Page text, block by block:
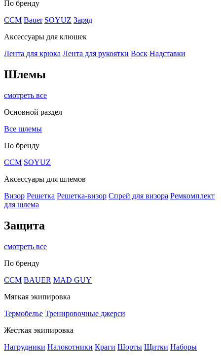
По бренду
CCM Bauer SOYUZ Заряд
Аксессуары для клюшек
Лента для крюка Лента для рукоятки Воск Надставки
Шлемы
смотреть все
Основной раздел
Все шлемы
По бренду
CCM SOYUZ
Аксессуары для шлемов
Визор Решетка Решетка-визор Спрей для визора Ремкомплект
для шлема
Защита
смотреть все
По бренду
CCM BAUER MAD GUY
Мягкая экипировка
Термобелье Тренировочные джерси
Жесткая экипировка
Нагрудники Налокотники Краги Шорты Щитки Наборы